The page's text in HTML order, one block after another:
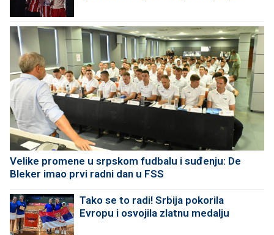
Velike promene u srpskom fudbalu i suđenju: De
Bleker imao prvi radni dan u FSS
Tako se to radi! Srbija pokorila
Evropu i osvojila zlatnu medalju